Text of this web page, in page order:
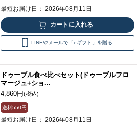
最短お届け日： 2026年08月11日
LINEやメールで「eギフト」を贈る
ドゥーブル食べ比べセット(ドゥーブルフロ
マージュ+ショ...
4,860円(税込)
送料550円
最短お届け日： 2026年08月11日